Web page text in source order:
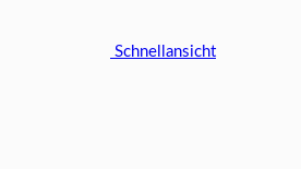
Schnellansicht